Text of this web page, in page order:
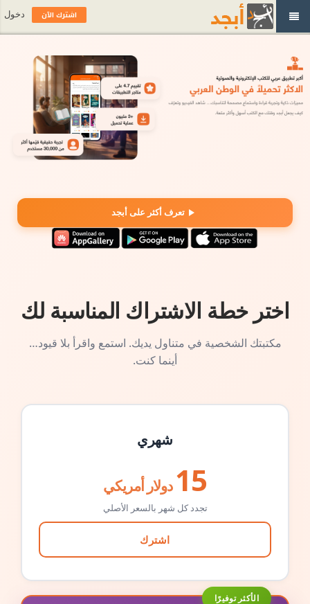
تعرف أكثر على أبجد
اختر خطة الاشتراك المناسبة لك
مكتبتك الشخصية في متناول يديك. استمع واقرأ بلا قيود…
أينما كنت.
شهري
15 دولار أمريكي
تجدد كل شهر بالسعر الأصلي
اشترك
الأكثر توفيرًا
اشترك الآن دخول